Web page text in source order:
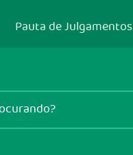
Pauta de Julgamentos